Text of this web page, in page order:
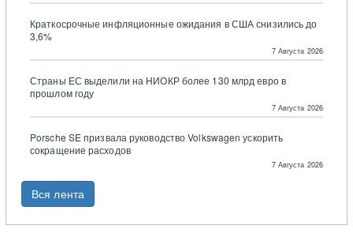
Краткосрочные инфляционные ожидания в США снизились до
3,6%
7 Августа 2026
Страны ЕС выделили на НИОКР более 130 млрд евро в
прошлом году
7 Августа 2026
Porsche SE призвала руководство Volkswagen ускорить
сокращение расходов
7 Августа 2026
Вся лента